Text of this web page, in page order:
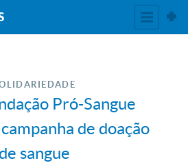
Pró-Sangue
de doação
sangue